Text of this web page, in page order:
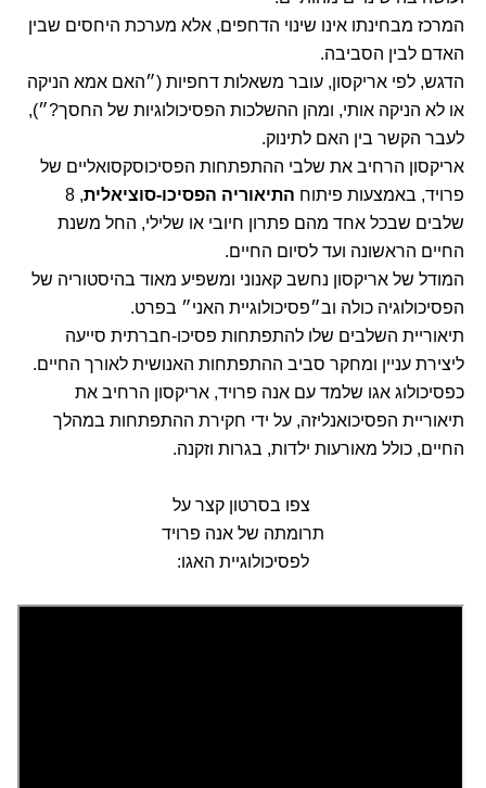
המרכז מבחינתו אינו שינוי הדחפים, אלא מערכת היחסים שבין
האדם לבין הסביבה.
הדגש, לפי אריקסון, עובר משאלות דחפיות (״האם אמא הניקה
או לא הניקה אותי, ומהן ההשלכות הפסיכולוגיות של החסך?״),
לעבר הקשר בין האם לתינוק.
אריקסון הרחיב את שלבי ההתפתחות הפסיכוסקסואליים של
פרויד, באמצעות פיתוח התיאוריה הפסיכו-סוציאלית , 8
שלבים שבכל אחד מהם פתרון חיובי או שלילי, החל משנת
החיים הראשונה ועד לסיום החיים.
המודל של אריקסון נחשב קאנוני ומשפיע מאוד בהיסטוריה של
הפסיכולוגיה כולה וב״פסיכולוגיית האני״ בפרט.
תיאוריית השלבים שלו להתפתחות פסיכו-חברתית סייעה
ליצירת עניין ומחקר סביב ההתפתחות האנושית לאורך החיים.
כפסיכולוג אגו שלמד עם אנה פרויד, אריקסון הרחיב את
תיאוריית הפסיכואנליזה, על ידי חקירת ההתפתחות במהלך
החיים, כולל מאורעות ילדות, בגרות וזקנה.
צפו בסרטון קצר על
תרומתה של אנה פרויד
לפסיכולוגיית האגו: